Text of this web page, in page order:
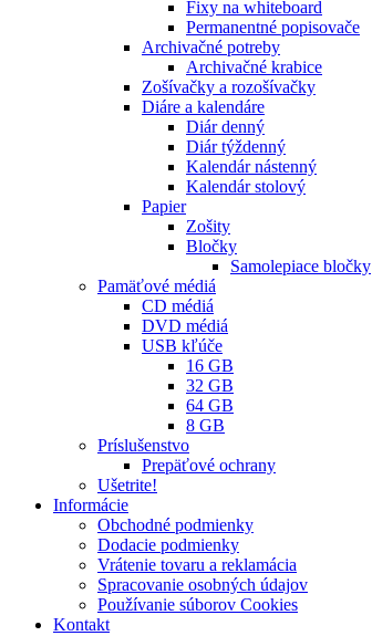
Fixy na whiteboard
Permanentné popisovače
Archivačné potreby
Archivačné krabice
Zošívačky a rozošívačky
Diáre a kalendáre
Diár denný
Diár týždenný
Kalendár nástenný
Kalendár stolový
Papier
Zošity
Bločky
Samolepiace bločky
Pamäťové médiá
CD médiá
DVD médiá
USB kľúče
16 GB
32 GB
64 GB
8 GB
Príslušenstvo
Prepäťové ochrany
Ušetrite!
Informácie
Obchodné podmienky
Dodacie podmienky
Vrátenie tovaru a reklamácia
Spracovanie osobných údajov
Používanie súborov Cookies
Kontakt